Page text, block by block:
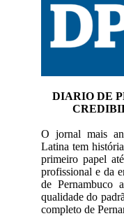
DIARIO DE
O jornal mais
Latina tem
primeiro papel
profissional e da
de Pernambuco
qualidade do
completo de